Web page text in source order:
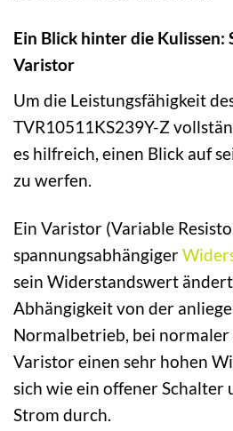
Ein Blick hinter die
Varistor
Um die Leistungsfähigkeit
TVR10511KS239Y-Z
es hilfreich, einen Blick auf
zu werfen.
Ein Varistor (Variable
spannungsabhängiger
sein Widerstandswert
Abhängigkeit von der
Normalbetrieb, bei normaler
Varistor einen sehr hohen
sich wie ein offener Schalter
Strom durch.